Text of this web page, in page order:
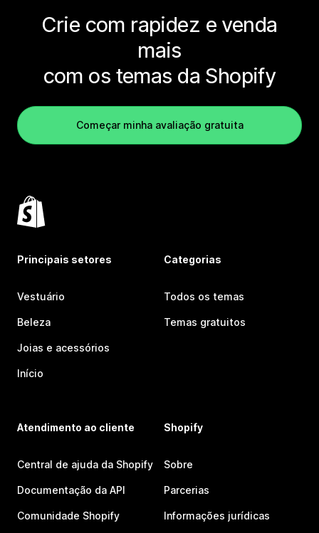
Crie com rapidez e venda
mais
com os temas da Shopify
Começar minha avaliação gratuita
Principais setores
Vestuário
Beleza
Joias e acessórios
Início
Categorias
Todos os temas
Temas gratuitos
Atendimento ao cliente
Central de ajuda da Shopify
Documentação da API
Comunidade Shopify
Shopify
Sobre
Parcerias
Informações jurídicas